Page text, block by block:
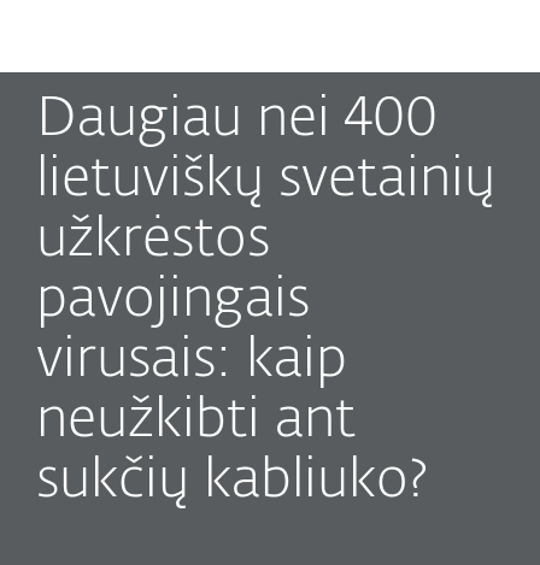
Daugiau nei 400
lietuviškų svetainių
užkrėstos
pavojingais
virusais: kaip
neužkibti ant
sukčių kabliuko?